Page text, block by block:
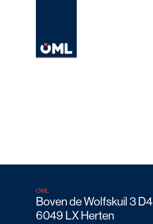
OML
Boven de Wolfskuil 3 D4
6049 LX Herten